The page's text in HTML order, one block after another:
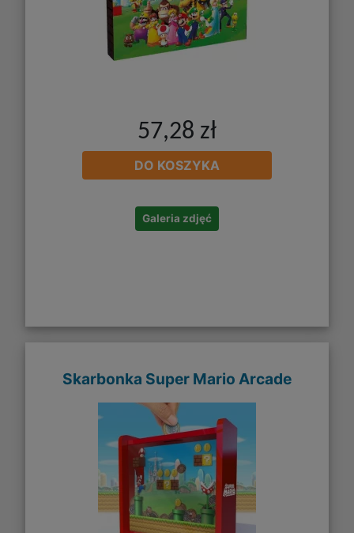
57,28 zł
DO KOSZYKA
Galeria zdjęć
Skarbonka Super Mario Arcade